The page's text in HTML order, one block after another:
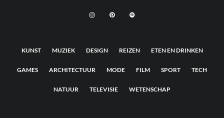
KUNST MUZIEK DESIGN REIZEN ETEN EN DRINKEN
GAMES ARCHITECTUUR MODE FILM SPORT TECH
NATUUR TELEVISIE WETENSCHAP